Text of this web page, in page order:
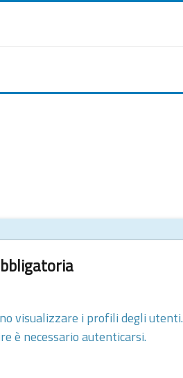
visualizzare i profili degli utenti.
è necessario autenticarsi.